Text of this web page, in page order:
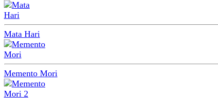
Mata Hari
Memento Mori